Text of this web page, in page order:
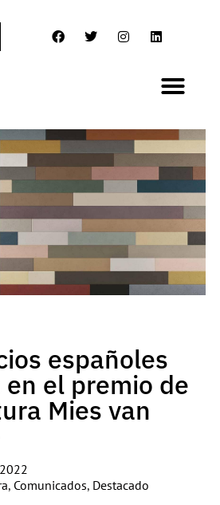
españoles
el premio de
Mies van
, Comunicados, Destacado